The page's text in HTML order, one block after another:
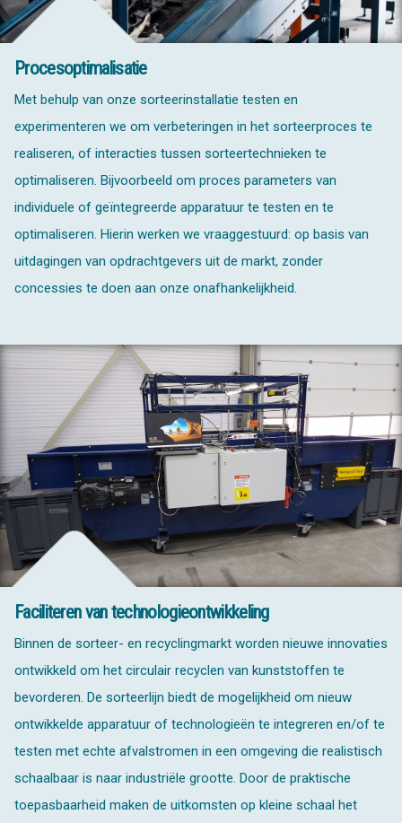
Procesoptimalisatie
Met behulp van onze sorteerinstallatie testen en
experimenteren we om verbeteringen in het sorteerproces te
realiseren, of interacties tussen sorteertechnieken te
optimaliseren. Bijvoorbeeld om proces parameters van
individuele of geïntegreerde apparatuur te testen en te
optimaliseren. Hierin werken we vraaggestuurd: op basis van
uitdagingen van opdrachtgevers uit de markt, zonder
concessies te doen aan onze onafhankelijkheid.
Faciliteren van technologieontwikkeling
Binnen de sorteer- en recyclingmarkt worden nieuwe innovaties
ontwikkeld om het circulair recyclen van kunststoffen te
bevorderen. De sorteerlijn biedt de mogelijkheid om nieuw
ontwikkelde apparatuur of technologieën te integreren en/of te
testen met echte afvalstromen in een omgeving die realistisch
schaalbaar is naar industriële grootte. Door de praktische
toepasbaarheid maken de uitkomsten op kleine schaal het